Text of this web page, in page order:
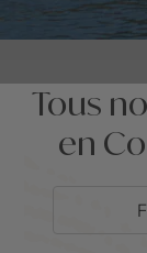
Tous
en